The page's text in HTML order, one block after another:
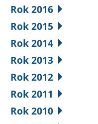
Rok 2016
Rok 2015
Rok 2014
Rok 2013
Rok 2012
Rok 2011
Rok 2010